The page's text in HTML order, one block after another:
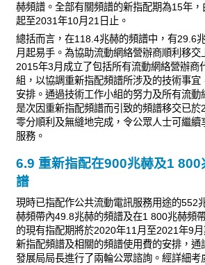
赫頻譜。全部有關頻譜的新指配期為15年
起至2031年10月21日止。
總括而言，在118.4兆赫的頻譜中，有29.6
月起易手。為協助流動網絡營辦商順利移交
2015年3月成立了包括所有流動網絡營辦商
組，以協調重新指配頻譜所涉及的技術事宜
安排。通過技術工作小組的努力及所有流動
是次因重新指配頻譜而引致的頻譜移交已
零分順利及無縫地完成，令公眾人士可繼續
服務。
6.9 重新指配在900兆赫及1 800
譜
現時已指配作公共流動電訊服務用途的552
赫頻帶內49.8兆赫的頻譜及在1 800兆赫頻
的現有指配期將於2020年11月至2021年9
新指配頻譜及相關的頻譜使用費的安排，通
發展局局長進行了兩輪公眾諮詢。經詳細考